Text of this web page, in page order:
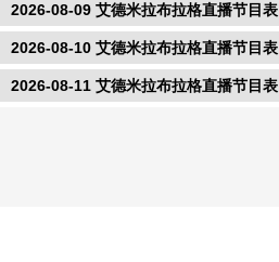
2026-08-09 艾德米拉布拉格直播节目表
2026-08-10 艾德米拉布拉格直播节目表
2026-08-11 艾德米拉布拉格直播节目表